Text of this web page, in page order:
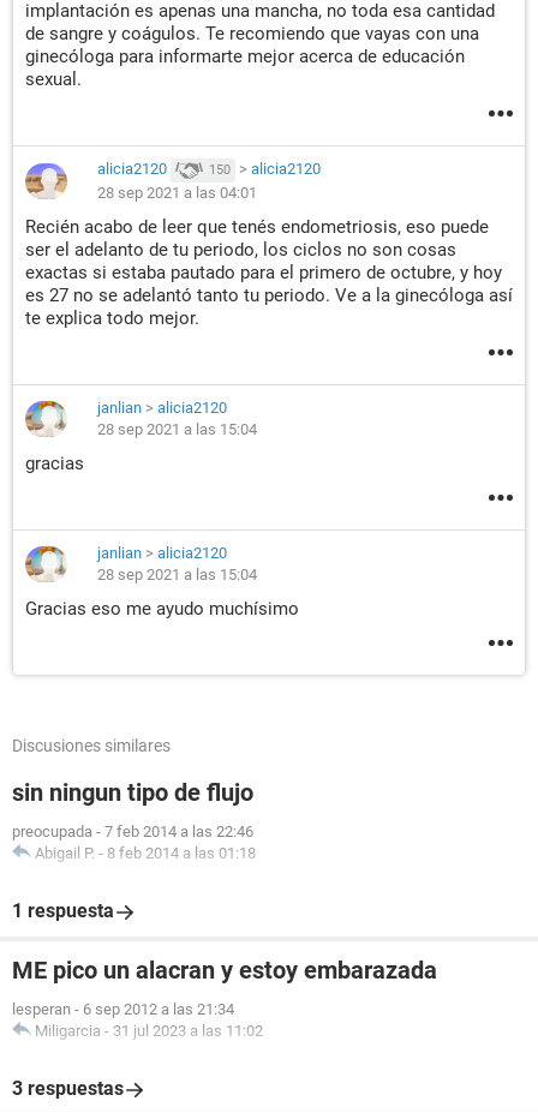
implantación es apenas una mancha, no toda esa cantidad
de sangre y coágulos. Te recomiendo que vayas con una
ginecóloga para informarte mejor acerca de educación
sexual.
alicia2120 150 > alicia2120
28 sep 2021 a las 04:01
Recién acabo de leer que tenés endometriosis, eso puede
ser el adelanto de tu periodo, los ciclos no son cosas
exactas si estaba pautado para el primero de octubre, y hoy
es 27 no se adelantó tanto tu periodo. Ve a la ginecóloga así
te explica todo mejor.
janlian > alicia2120
28 sep 2021 a las 15:04
gracias
janlian > alicia2120
28 sep 2021 a las 15:04
Gracias eso me ayudo muchísimo
Discusiones similares
sin ningun tipo de flujo
preocupada - 7 feb 2014 a las 22:46
Abigail P. - 8 feb 2014 a las 01:18
1 respuesta
ME pico un alacran y estoy embarazada
lesperan - 6 sep 2012 a las 21:34
Miligarcia - 31 jul 2023 a las 11:02
3 respuestas